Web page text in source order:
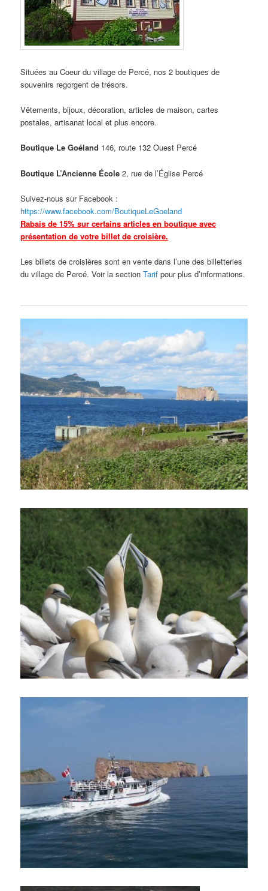
Situées au Coeur du village de Percé, nos 2 boutiques de
souvenirs regorgent de trésors.
Vêtements, bijoux, décoration, articles de maison, cartes
postales, artisanat local et plus encore.
Boutique Le Goéland 146, route 132 Ouest Percé
Boutique L’Ancienne École 2, rue de l’Église Percé
Suivez-nous sur Facebook :
https://www.facebook.com/BoutiqueLeGoeland
Rabais de 15% sur certains articles en boutique avec
présentation de votre billet de croisière.
Les billets de croisières sont en vente dans l’une des billetteries
du village de Percé. Voir la sectionTarif pour plus d’informations.